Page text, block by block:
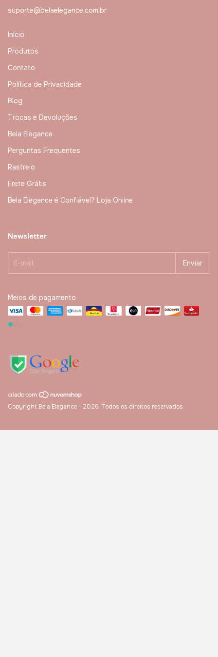
suporte@belaelegance.com.br
Início
Produtos
Contato
Política de Privacidade
Blog
Trocas e Devoluções
Bela Elegance
Perguntas Frequentes
Rastreio
Frete Grátis
Bela Elegance é Confiável? Loja Online
Newsletter
Meios de pagamento
Copyright Bela Elegance - 2026. Todos os direitos reservados.